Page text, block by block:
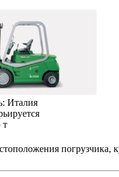
Италия
т
погрузчика,